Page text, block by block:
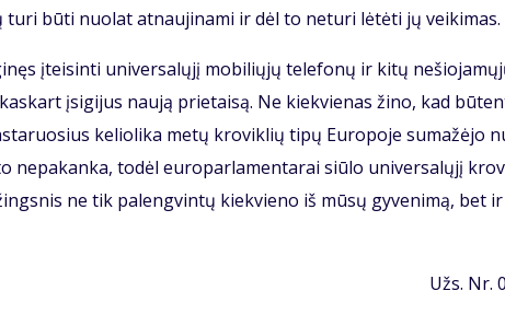
būti nuolat atnaujinami ir dėl to neturi lėtėti jų veikimas.
įteisinti universalųjį mobiliųjų telefonų ir kitų
įsigijus naują prietaisą. Ne kiekvienas žino, kad
keliolika metų kroviklių tipų Europoje sumažėjo
nepakanka, todėl europarlamentarai siūlo universalųjį
ne tik palengvintų kiekvieno iš mūsų gyvenimą, bet ir
Užs. Nr.